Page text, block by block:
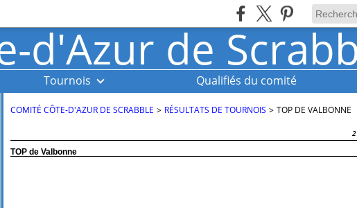
Tournois Qualifiés du comité
COMITÉ CÔTE-D'AZUR DE SCRABBLE > RÉSULTATS DE TOURNOIS > TOP DE VALBONNE
TOP de Valbonne